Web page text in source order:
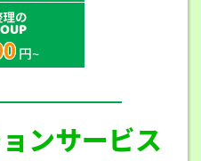
円~
ンサービス